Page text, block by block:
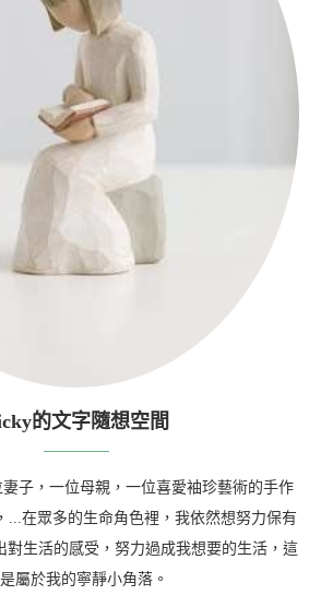
的文字隨想空間
子，一位母親，一位喜愛袖珍藝術的手作
...在眾多的生命角色裡，我依然想努力保有
對生活的感受，努力過成我想要的生活，這
屬於我的寧靜小角落。